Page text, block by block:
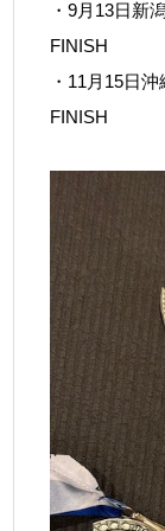
・9月13日
FINISH
・11月15日
FINISH